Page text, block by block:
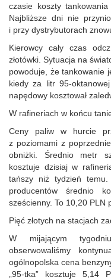
czasie koszty
Najbliższe dni nie
i przy dystrybutorach
Kierowcy cały czas
złotówki. Sytuacja na
powoduje, że tankowanie
kiedy za litr 95-
napędowy kosztował
W rafineriach w końcu
Ceny paliw w hurcie
z poziomami z
obniżki. Średnio metr
kosztuje dzisiaj w
tańszy niż tydzień
producentów średnio
sześcienny. To 10,20 PLN
Pięć złotych na stacjach
W mijającym
obserwowaliśmy
ogólnopolska cena
„95-tka” kosztuje 5,14